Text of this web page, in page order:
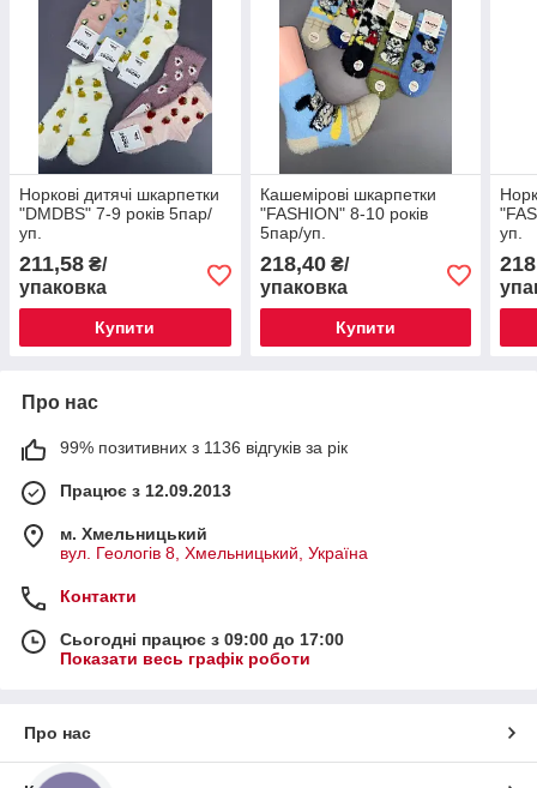
Норкові дитячі шкарпетки
"DMDBS" 7-9 років 5пар/
уп.
211,58 ₴/
упаковка
Купити
Кашемірові шкарпетки
"FASHION" 8-10 років
5пар/уп.
218,40₴/
упаковка
Купити
уп.
Про нас
99% позитивних з 1136 відгуків за рік
Працює з 12.09.2013
м. Хмельницький
вул. Геологів 8, Хмельницький, Україна
Контакти
Сьогодні працює з 09:00 до 17:00
Показати весь графік роботи
Про нас